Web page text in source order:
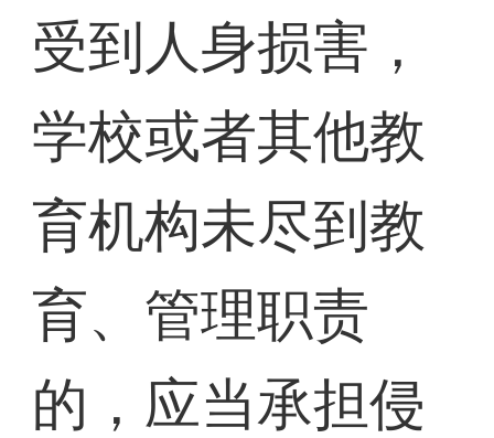
受到人身损害，
学校或者其他教
育机构未尽到教
育、管理职责
的，应当承担侵